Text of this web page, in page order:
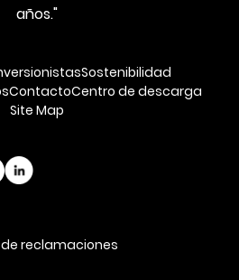
años."
Sostenibilidad
ContactoCentro de descarga
Site Map
de reclamaciones